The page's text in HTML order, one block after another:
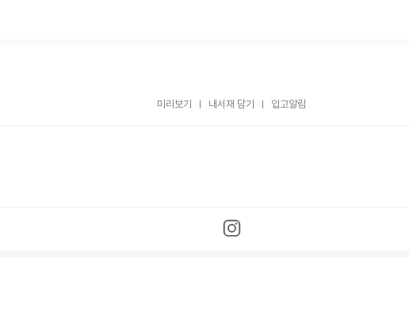
미리보기 내서재 담기 입고알림